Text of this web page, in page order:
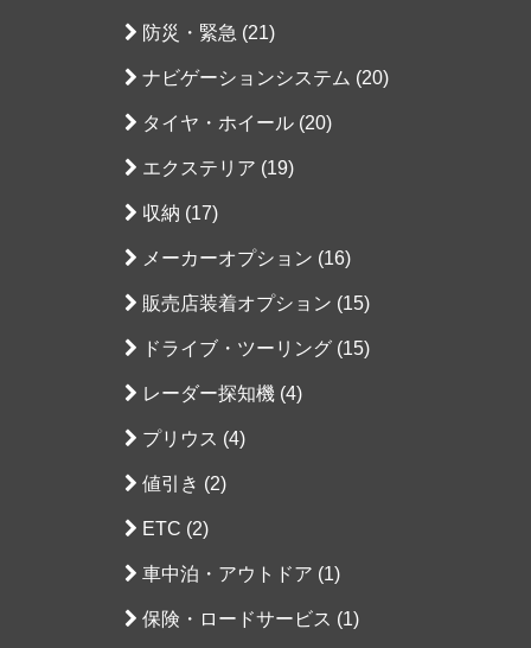
防災・緊急 (21)
ナビゲーションシステム (20)
タイヤ・ホイール (20)
エクステリア (19)
収納 (17)
メーカーオプション (16)
販売店装着オプション (15)
ドライブ・ツーリング (15)
レーダー探知機 (4)
プリウス (4)
値引き (2)
ETC (2)
車中泊・アウトドア (1)
保険・ロードサービス (1)